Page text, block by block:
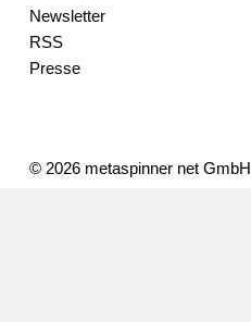
Newsletter
RSS
Presse
© 2026 metaspinner net GmbH